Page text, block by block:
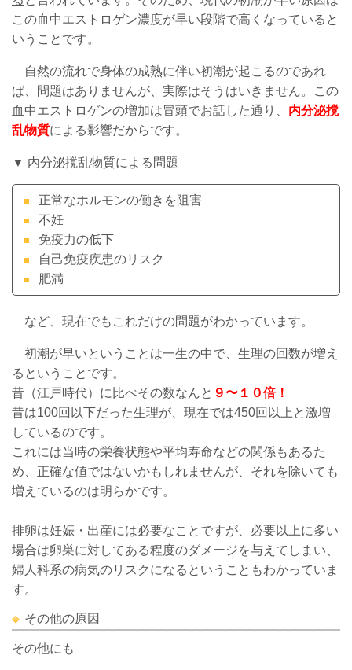
この血中エストロゲン濃度が早い段階で高くなっていると
いうことです。
自然の流れで身体の成熟に伴い初潮が起こるのであれ
ば、問題はありませんが、実際はそうはいきません。この
血中エストロゲンの増加は冒頭でお話した通り、 内分泌撹
乱物質による影響だからです。
▼ 内分泌撹乱物質による問題
正常なホルモンの働きを阻害
不妊
免疫力の低下
自己免疫疾患のリスク
肥満
など、現在でもこれだけの問題がわかっています。
初潮が早いということは一生の中で、生理の回数が増え
るということです。
昔（江戸時代）に比べその数なんと ９〜１０倍！
昔は100回以下だった生理が、現在では450回以上と激増
しているのです。
これには当時の栄養状態や平均寿命などの関係もあるた
め、正確な値ではないかもしれませんが、それを除いても
増えているのは明らかです。
排卵は妊娠・出産には必要なことですが、必要以上に多い
場合は卵巣に対してある程度のダメージを与えてしまい、
婦人科系の病気のリスクになるということもわかっていま
す。
その他の原因
その他にも